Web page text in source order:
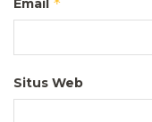
Email
Situs Web